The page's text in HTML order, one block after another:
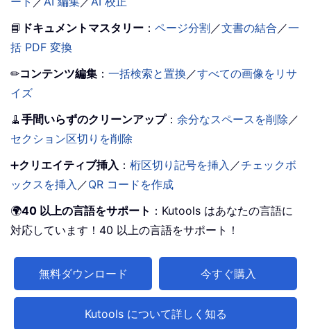
📘 ドキュメントマスタリー ： ページ分割 ／文書の結合 ／一
括 PDF 変換
✏コンテンツ編集 ： 一括検索と置換 ／すべての画像をリサ
イズ
🧹 手間いらずのクリーンアップ： 余分なスペースを削除 ／
セクション区切りを削除
➕クリエイティブ挿入 ： 桁区切り記号を挿入 ／チェックボ
ックスを挿入 ／QR コードを作成
🌍40 以上の言語をサポート ：Kutools はあなたの言語に
対応しています！40 以上の言語をサポート！
無料ダウンロード 今すぐ購入
Kutools について詳しく知る